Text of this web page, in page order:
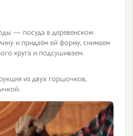
— посуда в деревенском
и придаём ей форму, снимаем
круга и подсушиваем.
из двух горшочков,